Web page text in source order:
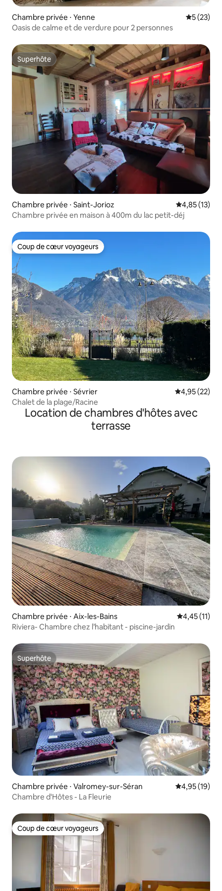
Chambre privée ⋅ Yenne
5 (23)
Oasis de calme et de verdure pour 2 personnes
Superhôte
Superhôte
Chambre privée ⋅ Saint-Jorioz Évaluation
4,85 (13)
Chambre privée en maison à 400m du lac petit-déj
Coup de cœur voyageurs
Coup de cœur voyageurs
Chambre privée ⋅ Sévrier Évaluation
4,95 (22)
Chalet de la plage/Racine
Location de chambres d'hôtes avec
terrasse
Chambre privée ⋅ Aix-les-Bains Évaluation
4,45 (11)
Riviera- Chambre chez l’habitant - piscine-jardin
Superhôte
Superhôte
Chambre privée ⋅ Valromey-sur-Séran Évaluation
4,95 (19)
Chambre d'Hôtes - La Fleurie
Coup de cœur voyageurs
Coup de cœur voyageurs